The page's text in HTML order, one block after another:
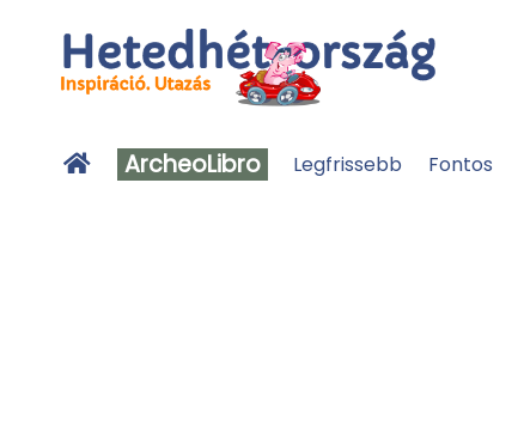
ArcheoLibro Legfrissebb Fontos